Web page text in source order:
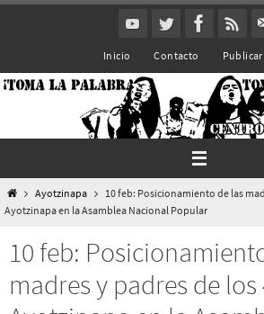
Inicio Contacto Publicar
InicioAyotzinapa
10 feb: Posicionamiento de las
Ayotzinapa en la Asamblea Nacional Popular
10 feb:
madres y padres de los